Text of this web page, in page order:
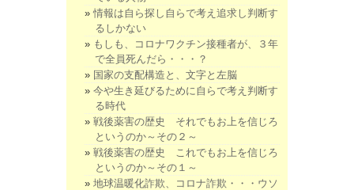
情報は自ら探し自らで考え追求し判断す
るしかない
もしも、コロナワクチン接種者が、３年
で全員死んだら・・・？
国家の支配構造と、文字と左脳
今や生き延びるために自らで考え判断す
る時代
戦後薬害の歴史 それでもお上を信じろ
というのか～その２～
戦後薬害の歴史 これでもお上を信じろ
というのか～その１～
地球温暖化詐欺、コロナ詐欺・・・ウソ